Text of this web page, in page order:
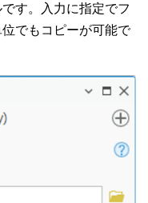
す。入力に指定でフ
でもコピーが可能で